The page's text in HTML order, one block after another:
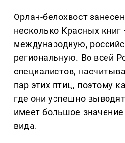
Орлан-белохвост
несколько Красных книг
международную,
региональную. Во всей
специалистов,
пар этих птиц, поэтому
где они успешно
имеет большое значение
вида.